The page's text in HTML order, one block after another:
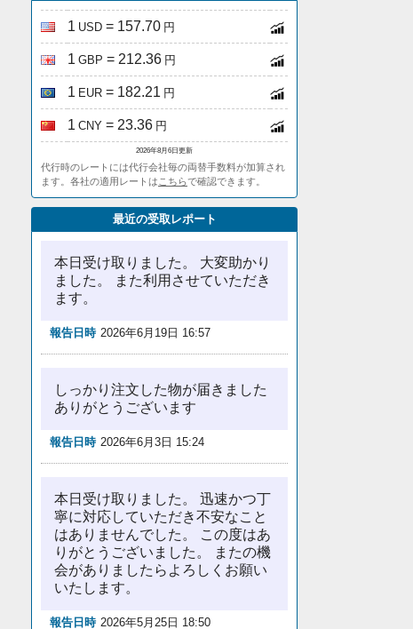
1 USD = 157.70 円
1 GBP = 212.36 円
1 EUR = 182.21 円
1 CNY = 23.36 円
2026年8月6日更新
代行時のレートには代行会社毎の両替手数料が加算され
ます。各社の適用レートは こちらで確認できます。
最近の受取レポート
本日受け取りました。 大変助かり
ました。 また利用させていただき
ます。
報告日時 2026年6月19日 16:57
しっかり注文した物が届きました
ありがとうございます
報告日時 2026年6月3日 15:24
本日受け取りました。 迅速かつ丁
寧に対応していただき不安なこと
はありませんでした。 この度はあ
りがとうございました。 またの機
会がありましたらよろしくお願い
いたします。
報告日時 2026年5月25日 18:50